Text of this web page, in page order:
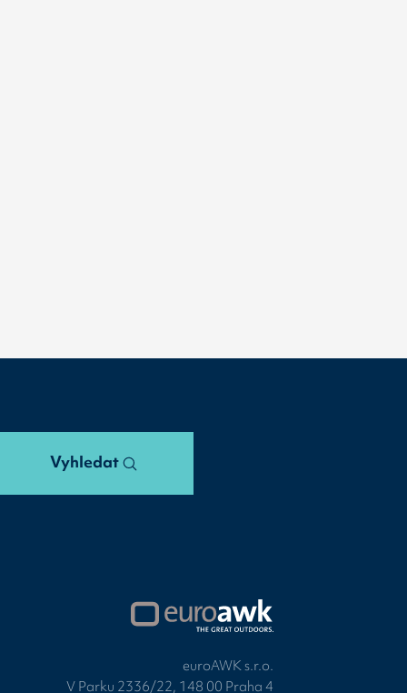
Vyhledat
euroAWK s.r.o.
V Parku 2336/22, 148 00 Praha 4